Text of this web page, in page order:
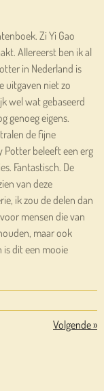
Zi Yi Gao
Allereerst ben ik al
in Nederland is
uitgaven niet zo
wel wat gebaseerd
genoeg eigens.
de fijne
Potter beleeft een erg
Fantastisch. De
van deze
ik zou de delen dan
mensen die van
maar ook
is dit een mooie
Volgende»